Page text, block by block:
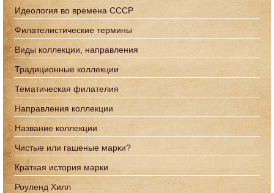
Идеология во времена СССР
Филателистические термины
Виды коллекции, направления
Традиционные коллекции
Тематическая филателия
Направления коллекции
Название коллекции
Чистые или гашеные марки?
Краткая история марки
Роуленд Хилл